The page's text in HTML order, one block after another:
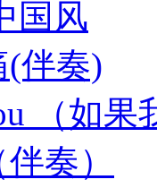
国风
(伴奏)
（如
奏）